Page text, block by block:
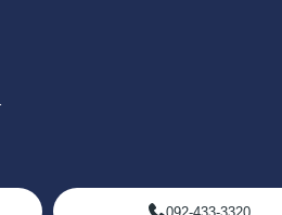
092-433-3320